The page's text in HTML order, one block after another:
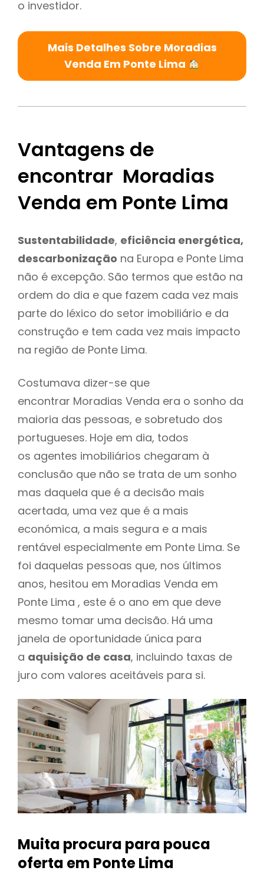
o investidor.
Mais Detalhes Sobre Moradias
Venda Em Ponte Lima
Vantagens de
encontrar Moradias
Venda em Ponte Lima
Sustentabilidade, eficiência energética,
descarbonização na Europa e Ponte Lima
não é excepção. São termos que estão na
ordem do dia e que fazem cada vez mais
parte do léxico do setor imobiliário e da
construção e tem cada vez mais impacto
na região de Ponte Lima.
Costumava dizer-se que
encontrar Moradias Venda era o sonho da
maioria das pessoas, e sobretudo dos
portugueses. Hoje em dia, todos
os agentes imobiliários chegaram à
conclusão que não se trata de um sonho
mas daquela que é a decisão mais
acertada, uma vez que é a mais
económica, a mais segura e a mais
rentável especialmente em Ponte Lima. Se
foi daquelas pessoas que, nos últimos
anos, hesitou em Moradias Venda em
Ponte Lima , este é o ano em que deve
mesmo tomar uma decisão. Há uma
janela de oportunidade única para
a aquisição de casa, incluindo taxas de
juro com valores aceitáveis para si.
Muita procura para pouca
oferta em Ponte Lima